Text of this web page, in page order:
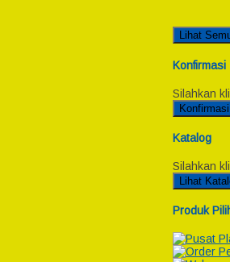
Lihat
Konfirmasi
Silahkan
Konfirmasi
Katalog
Silahkan
Lihat
Produk